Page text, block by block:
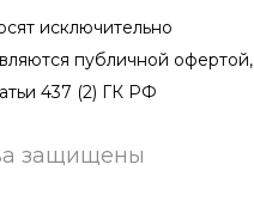
исключительно
публичной офертой,
437 (2) ГК РФ
защищены